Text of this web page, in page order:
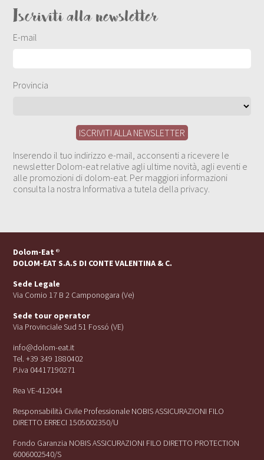
Iscriviti alla newsletter
E-mail
Provincia
Inserendo il tuo indirizzo e-mail, acconsenti a ricevere le
newsletter Dolom-eat relative agli ultime novità, agli eventi e
alle promozioni di dolom-eat. Per maggiori informazioni
consulta la nostra Informativa a tutela della privacy.
Dolom-Eat ®
DOLOM-EAT S.A.S DI CONTE VALENTINA & C.
Sede Legale
Via Cornio 17 B 2 Camponogara (Ve)
Sede tour operator
Via Provinciale Sud 51 Fossó (VE)
info@dolom-eat.it
Tel. +39 349 1880402
P.iva 04417190271
Rea VE-412044
Responsabilità Civile Professionale NOBIS ASSICURAZIONI FILO
DIRETTO ERRECI 1505002350/U
Fondo Garanzia NOBIS ASSICURAZIONI FILO DIRETTO PROTECTION
6006002540/S